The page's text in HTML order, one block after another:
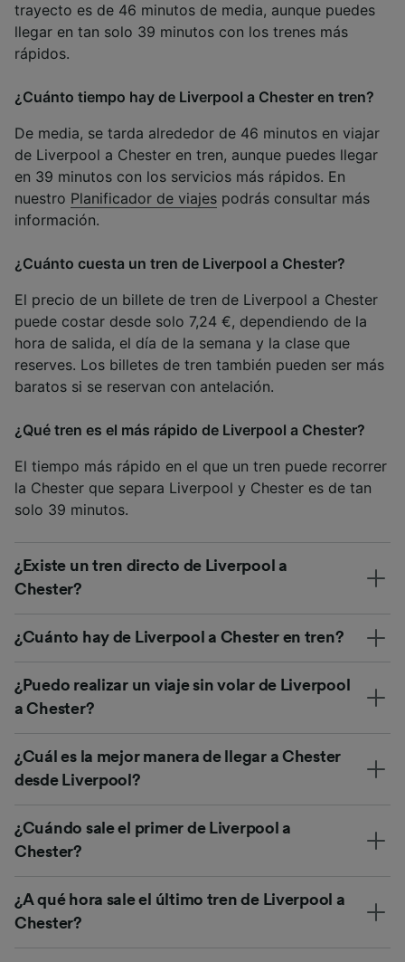
trayecto es de 46 minutos de media, aunque puedes
llegar en tan solo 39 minutos con los trenes más
rápidos.
¿Cuánto tiempo hay de Liverpool a Chester en tren?
De media, se tarda alrededor de 46 minutos en viajar
de Liverpool a Chester en tren, aunque puedes llegar
en 39 minutos con los servicios más rápidos. En
nuestro Planificador de viajes podrás consultar más
información.
¿Cuánto cuesta un tren de Liverpool a Chester?
El precio de un billete de tren de Liverpool a Chester
puede costar desde solo 7,24 €, dependiendo de la
hora de salida, el día de la semana y la clase que
reserves. Los billetes de tren también pueden ser más
baratos si se reservan con antelación.
¿Qué tren es el más rápido de Liverpool a Chester?
El tiempo más rápido en el que un tren puede recorrer
la Chester que separa Liverpool y Chester es de tan
solo 39 minutos.
¿Existe un tren directo de Liverpool a
Chester?
¿Cuánto hay de Liverpool a Chester en tren?
¿Puedo realizar un viaje sin volar de Liverpool
a Chester?
¿Cuál es la mejor manera de llegar a Chester
desde Liverpool?
¿Cuándo sale el primer de Liverpool a
Chester?
¿A qué hora sale el último tren de Liverpool a
Chester?